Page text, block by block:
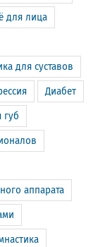
для лица
для суставов
Диабет
губ
аппарата